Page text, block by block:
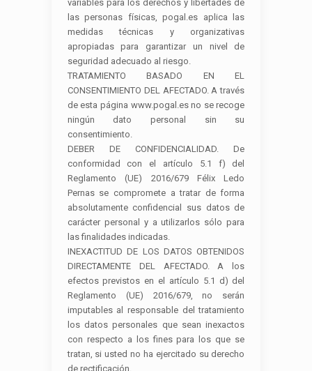
variables para los derechos y libertades de
las personas físicas, pogal.es aplica las
medidas técnicas y organizativas
apropiadas para garantizar un nivel de
seguridad adecuado al riesgo.
TRATAMIENTO BASADO EN EL
CONSENTIMIENTO DEL AFECTADO. A través
de esta página www.pogal.es no se recoge
ningún dato personal sin su
consentimiento.
DEBER DE CONFIDENCIALIDAD. De
conformidad con el artículo 5.1 f) del
Reglamento (UE) 2016/679 Félix Ledo
Pernas se compromete a tratar de forma
absolutamente confidencial sus datos de
carácter personal y a utilizarlos sólo para
las finalidades indicadas.
INEXACTITUD DE LOS DATOS OBTENIDOS
DIRECTAMENTE DEL AFECTADO. A los
efectos previstos en el artículo 5.1 d) del
Reglamento (UE) 2016/679, no serán
imputables al responsable del tratamiento
los datos personales que sean inexactos
con respecto a los fines para los que se
tratan, si usted no ha ejercitado su derecho
de rectificación.